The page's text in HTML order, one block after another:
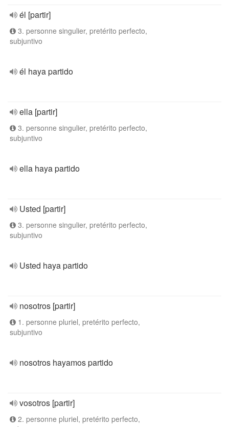
él [partir]
3. personne singulier, pretérito perfecto,
subjuntivo
él haya partido
ella [partir]
3. personne singulier, pretérito perfecto,
subjuntivo
ella haya partido
Usted [partir]
3. personne singulier, pretérito perfecto,
subjuntivo
Usted haya partido
nosotros [partir]
1. personne pluriel, pretérito perfecto,
subjuntivo
nosotros hayamos partido
vosotros [partir]
2. personne pluriel, pretérito perfecto,